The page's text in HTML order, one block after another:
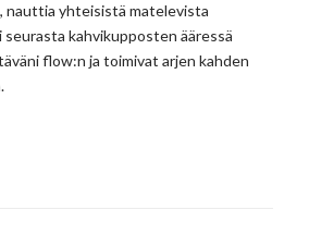
nauttia yhteisistä matelevista
kahvikupposten ääressä
flow:n ja toimivat arjen kahden